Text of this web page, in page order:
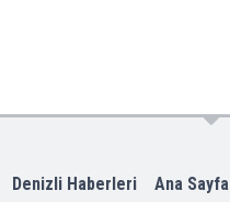
Denizli Haberleri Ana Sayfa